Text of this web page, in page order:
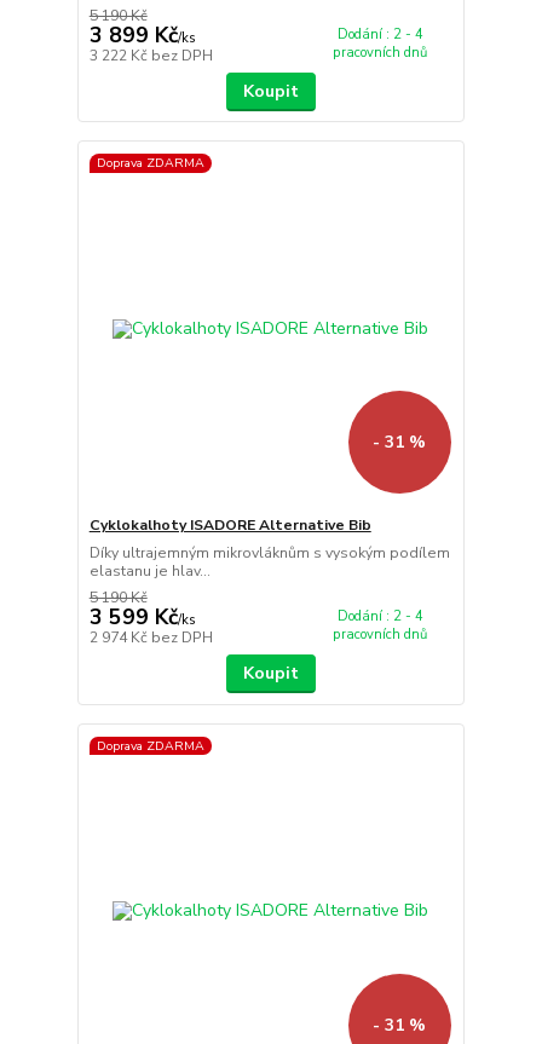
5 190 Kč
3 899 Kč/ks
3 222 Kč bez DPH
Dodání : 2 - 4
pracovních dnů
Koupit
Doprava ZDARMA
- 31 %
Cyklokalhoty ISADORE Alternative Bib
Díky ultrajemným mikrovláknům s vysokým podílem
elastanu je hlav...
5 190 Kč
3 599 Kč/ks
2 974 Kč bez DPH
Dodání : 2 - 4
pracovních dnů
Koupit
Doprava ZDARMA
- 31 %